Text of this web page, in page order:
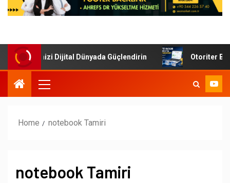
İşletmenizi Dijital Dünyada Güçlendirin Otoriter
Home notebook Tamiri
notebook Tamiri